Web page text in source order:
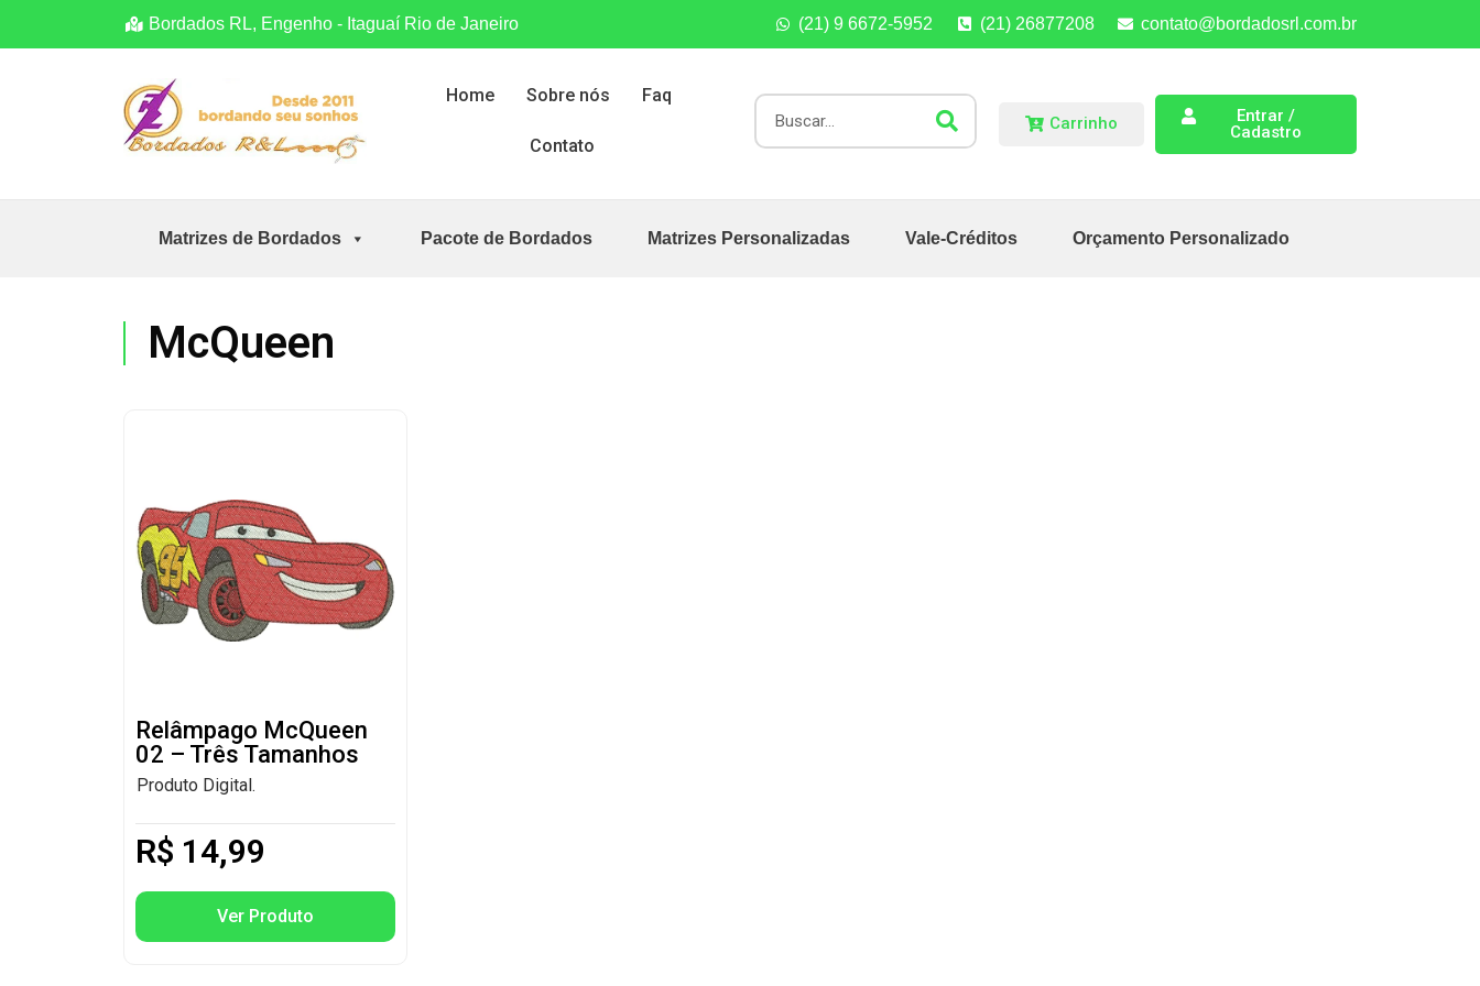
Bordados RL, Engenho - Itaguaí Rio de Janeiro (21) 9 6672-5952 (21) 26877208 contato@bordadosrl.com.br
Home Sobre nós Faq
Contato
Carrinho
Entrar /
Cadastro
Matrizes de Bordados Pacote de Bordados Matrizes Personalizadas Vale-Créditos Orçamento Personalizado
McQueen
Relâmpago McQueen
02 – Três Tamanhos
Produto Digital.
R$ 14,99
Ver Produto